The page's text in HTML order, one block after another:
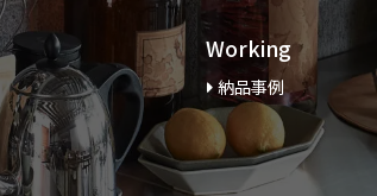
Working
納品事例